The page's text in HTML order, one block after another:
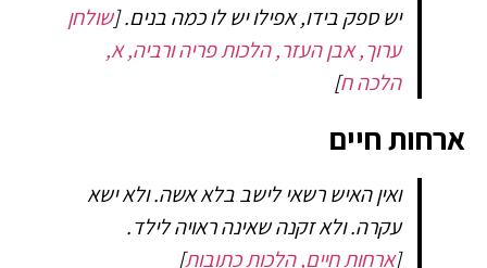
יש ספק בידו, אפילו יש לו כמה בנים.[שולחן
ערוך, אבן העזר, הלכות פריה ורביה, א,
הלכה ח]
ארחות חיים
ואין האיש רשאי לישב בלא אשה. ולא ישא
עקרה. ולא זקנה שאינה ראויה לילד.
[ארחות חיים, הלכות כתובות]